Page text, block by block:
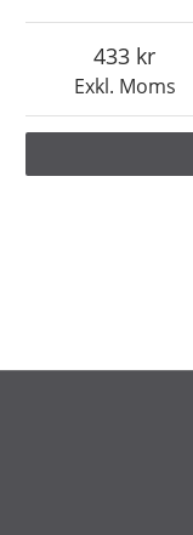
Exkl. Moms
433